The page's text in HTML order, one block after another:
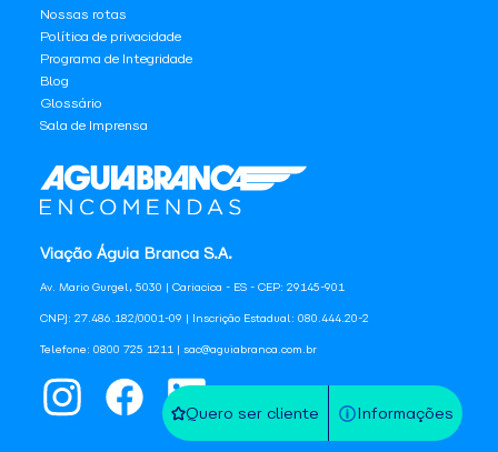
Quero ser cliente Informações
Viação Águia Branca S.A.
Av. Mario Gurgel, 5030 | Cariacica - ES - CEP: 29145-901
CNPJ: 27.486.182/0001-09 | Inscrição Estadual: 080.444.20-2
Telefone: 0800 725 1211 | sac@aguiabranca.com.br
Nossas rotas
Política de privacidade
Programa de Integridade
Blog
Glossário
Sala de Imprensa